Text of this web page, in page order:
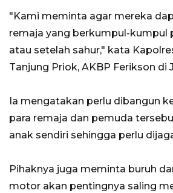
"Kami meminta agar mereka
remaja yang berkumpul-kumpul
atau setelah sahur," kata
Tanjung Priok, AKBP Ferikson di
Ia mengatakan perlu dibangun
para remaja dan pemuda
anak sendiri sehingga perlu
Pihaknya juga meminta buruh
motor akan pentingnya saling